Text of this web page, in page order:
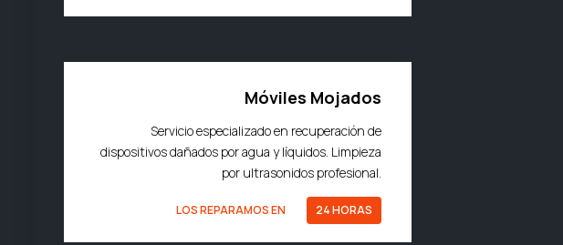
Móviles Mojados
Servicio especializado en recuperación de
dispositivos dañados por agua y líquidos. Limpieza
por ultrasonidos profesional.
LOS REPARAMOS EN 24 HORAS